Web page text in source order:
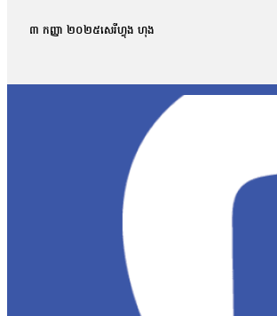
កិច្ចព្រមព្រៀងសន្តិភាពក្រុងប៉ារីសគឺលោក សឺន
លោកបន្ថែមថា៖ «យើងនៅតែចាត់ទុកថាជាកា
ហ្នឹងមានសេរីភាព […]ក្នុងនាមជាមេធាវី យ
លោកមេធាវីឱ្យដឹងថា តុលាការបានបើកស
លទ្ធផលសំណើសុំនៅក្រៅឃុំដែលបានស្នើកាលពី
ស្រីគាត់ និងសកម្មជនឯទៀត ព្រោះការបន្តឃុំខ្
របស់បងសាន សិទ្ធ ដែលគាត់ត្រូវទទួលបន្ទុក។
រហូតដល់ទៅ១៣ខែជាងហើយ[…]វាលើសពាក់
របស់បងប្រុសគាត់ ហើយអ្នកស្រីស្នើសុំតុលាការ
ទៅឱ្យនៅក្រៅឃុំតាមការស្នើសុំរបស់ក្រុមគ្រួស
ករណីនេះ មន្រ្តីអង្កេតជាន់ខ្ពស់ នៃសមាគមន៍
ពេលដែលច្បាប់កំណត់។ លោកថារដ្ឋាភិបាល និ
៣ កញ្ញា ២០២៥សេរីហ្វុង ហុង